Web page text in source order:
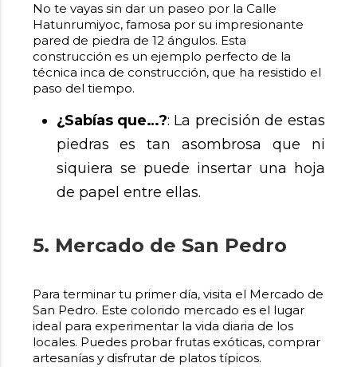
No te vayas sin dar un paseo por la Calle
Hatunrumiyoc, famosa por su impresionante
pared de piedra de 12 ángulos. Esta
construcción es un ejemplo perfecto de la
técnica inca de construcción, que ha resistido el
paso del tiempo.
¿Sabías que…?: La precisión de estas
piedras es tan asombrosa que ni
siquiera se puede insertar una hoja
de papel entre ellas.
5. Mercado de San Pedro
Para terminar tu primer día, visita el Mercado de
San Pedro. Este colorido mercado es el lugar
ideal para experimentar la vida diaria de los
locales. Puedes probar frutas exóticas, comprar
artesanías y disfrutar de platos típicos.